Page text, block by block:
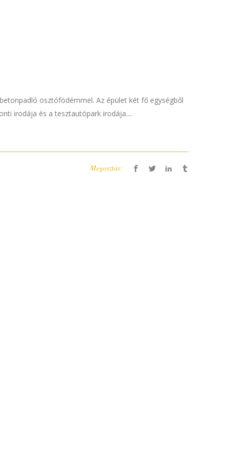
osztófödémmel. Az épület két fő egységből
irodája és a tesztautópark irodája....
Megosztás: